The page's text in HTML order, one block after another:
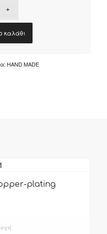
καλάθι
HAND MADE
plating